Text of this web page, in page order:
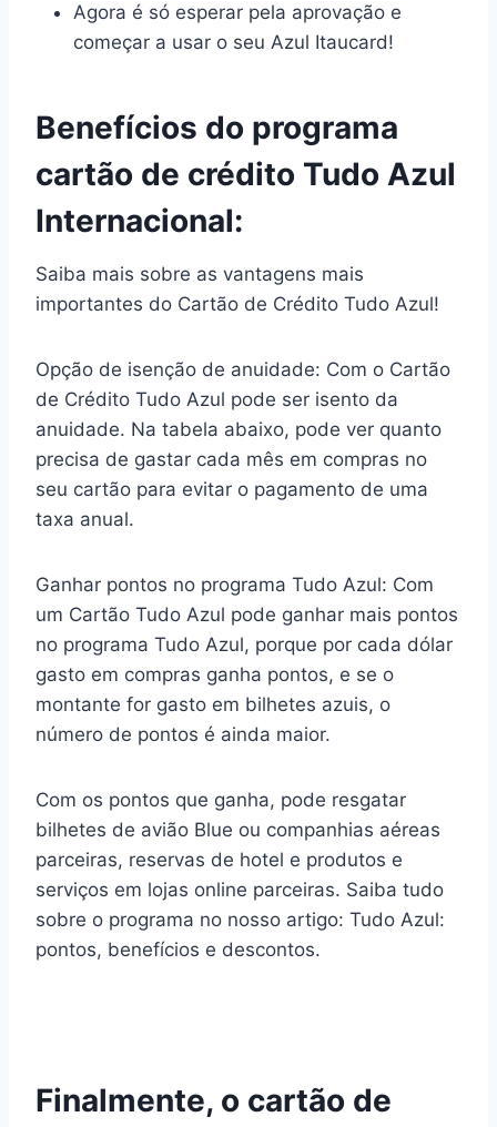
Agora é só esperar pela aprovação e
começar a usar o seu Azul Itaucard!
Benefícios do programa
cartão de crédito Tudo Azul
Internacional:
Saiba mais sobre as vantagens mais
importantes do Cartão de Crédito Tudo Azul!
Opção de isenção de anuidade: Com o Cartão
de Crédito Tudo Azul pode ser isento da
anuidade. Na tabela abaixo, pode ver quanto
precisa de gastar cada mês em compras no
seu cartão para evitar o pagamento de uma
taxa anual.
Ganhar pontos no programa Tudo Azul: Com
um Cartão Tudo Azul pode ganhar mais pontos
no programa Tudo Azul, porque por cada dólar
gasto em compras ganha pontos, e se o
montante for gasto em bilhetes azuis, o
número de pontos é ainda maior.
Com os pontos que ganha, pode resgatar
bilhetes de avião Blue ou companhias aéreas
parceiras, reservas de hotel e produtos e
serviços em lojas online parceiras. Saiba tudo
sobre o programa no nosso artigo: Tudo Azul:
pontos, benefícios e descontos.
Finalmente, o cartão de